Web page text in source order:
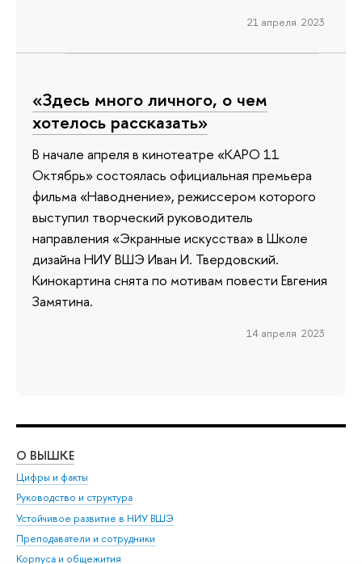
21 апреля 2023
«Здесь много личного, о чем
хотелось рассказать»
В начале апреля в кинотеатре «КАРО 11
Октябрь» состоялась официальная премьера
фильма «Наводнение», режиссером которого
выступил творческий руководитель
направления «Экранные искусства» в Школе
дизайна НИУ ВШЭ Иван И. Твердовский.
Кинокартина снята по мотивам повести Евгения
Замятина.
14 апреля 2023
О ВЫШКЕ
Цифры и факты
Руководство и структура
Устойчивое развитие в НИУ ВШЭ
Преподаватели и сотрудники
Корпуса и общежития